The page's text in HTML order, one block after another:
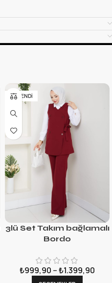
TÜKENDI
3lü Set Takım bağlamalı
Bordo
₺999,90 –₺1.399,90